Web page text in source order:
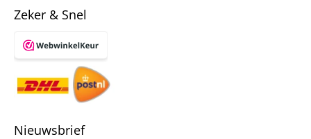
Zeker & Snel
Nieuwsbrief